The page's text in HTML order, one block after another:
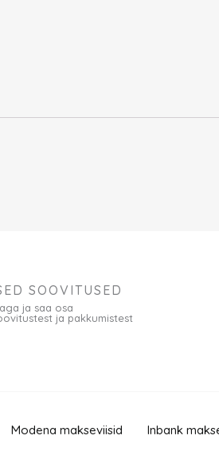
SOOVITUSED
ja saa osa
ja pakkumistest
Modena makseviisid Inbank